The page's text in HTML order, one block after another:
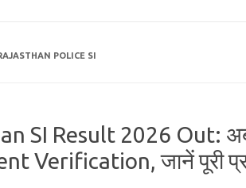
POLICE SI
SI Result 2026 Out:
Verification, जानें पूरी